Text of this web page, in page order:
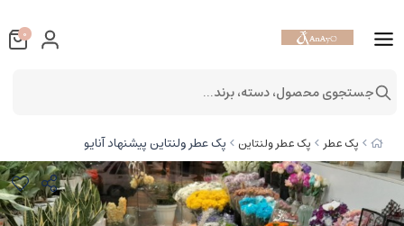
پک عطر پک عطر ولنتاین پک عطر ولنتاین پیشنهاد آنایو
0
جستجوی محصول، دسته، برند...